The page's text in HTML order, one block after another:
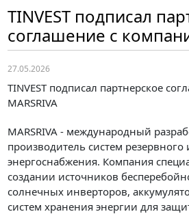
TINVEST подписал
соглашение с
27.05.2026
TINVEST подписал партнерское
MARSRIVA
MARSRIVA - международный
производитель систем
энергоснабжения. Компания
создании источников
солнечных инверторов,
систем хранения энергии для